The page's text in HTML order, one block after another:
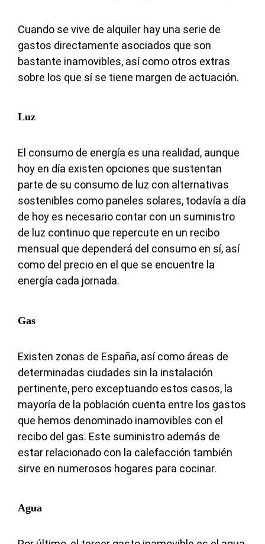
Cuando se vive de alquiler hay una serie de
gastos directamente asociados que son
bastante inamovibles, así como otros extras
sobre los que sí se tiene margen de actuación.
Luz
El consumo de energía es una realidad, aunque
hoy en día existen opciones que sustentan
parte de su consumo de luz con alternativas
sostenibles como paneles solares, todavía a día
de hoy es necesario contar con un suministro
de luz continuo que repercute en un recibo
mensual que dependerá del consumo en sí, así
como del precio en el que se encuentre la
energía cada jornada.
Gas
Existen zonas de España, así como áreas de
determinadas ciudades sin la instalación
pertinente, pero exceptuando estos casos, la
mayoría de la población cuenta entre los gastos
que hemos denominado inamovibles con el
recibo del gas. Este suministro además de
estar relacionado con la calefacción también
sirve en numerosos hogares para cocinar.
Agua